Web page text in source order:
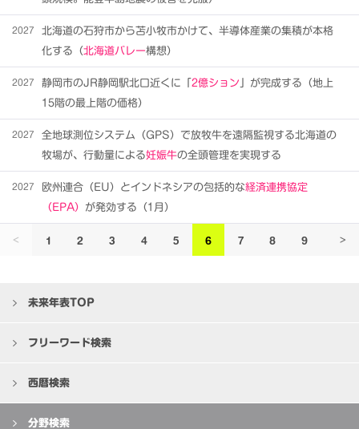
2027
北海道の石狩市から苫小牧市かけて、半導体産業の集積が本格
化する（北海道バレー構想）
2027 静岡市のJR静岡駅北口近くに「 2億ション 」が完成する（地上
15階の最上階の価格）
2027
全地球測位システム（GPS）で放牧牛を遠隔監視する北海道の
牧場が、行動量による妊娠牛の全頭管理を実現する
2027 欧州連合（EU）とインドネシアの包括的な経済連携協定
（EPA） が発効する（1月）
< 1 2 3 4 5 6 7 8 9 10>
未来年表TOP
フリーワード検索
西暦検索
分野検索